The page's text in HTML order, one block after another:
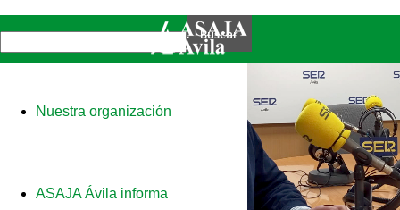
Nuestra organización
ASAJA Ávila informa